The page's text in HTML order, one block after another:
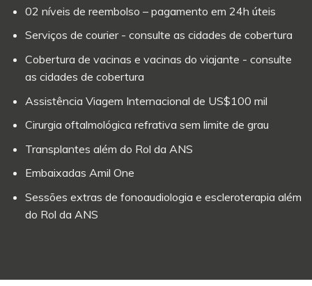
02 níveis de reembolso – pagamento em 24h úteis
Serviços de courier - consulte as cidades de cobertura
Cobertura de vacinas e vacinas do viajante - consulte
as cidades de cobertura
Assistência Viagem Internacional de US$100 mil
Cirurgia oftalmológica refrativa sem limite de grau
Transplantes além do Rol da ANS
Embaixadas Amil One
Sessões extras de fonoaudiologia e escleroterapia além
do Rol da ANS